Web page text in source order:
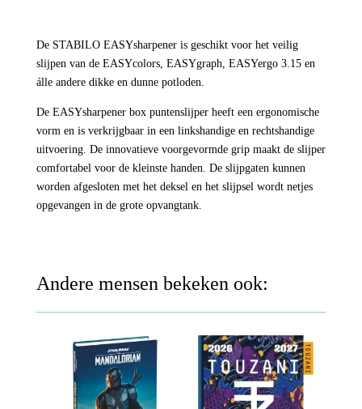
De STABILO EASYsharpener is geschikt voor het veilig
slijpen van de EASYcolors, EASYgraph, EASYergo 3.15 en
álle andere dikke en dunne potloden.
De EASYsharpener box puntenslijper heeft een ergonomische
vorm en is verkrijgbaar in een linkshandige en rechtshandige
uitvoering. De innovatieve voorgevormde grip maakt de slijper
comfortabel voor de kleinste handen. De slijpgaten kunnen
worden afgesloten met het deksel en het slijpsel wordt netjes
opgevangen in de grote opvangtank.
Andere mensen bekeken ook: